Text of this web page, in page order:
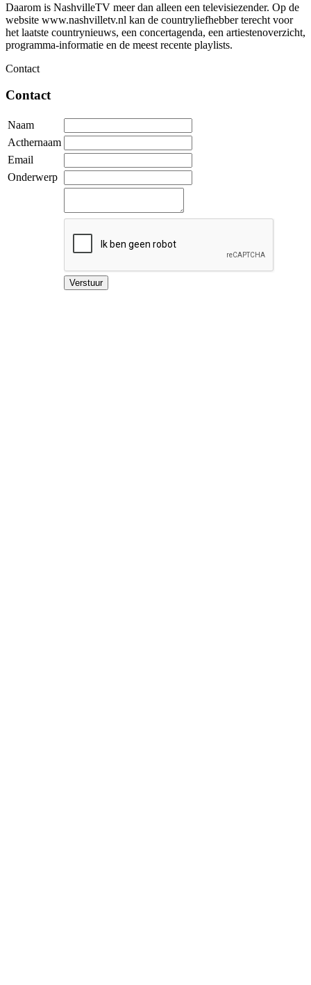
Daarom is NashvilleTV meer dan alleen een televisiezender. Op de
website www.nashvilletv.nl kan de countryliefhebber terecht voor
het laatste countrynieuws, een concertagenda, een artiestenoverzicht,
programma-informatie en de meest recente playlists.
Contact
Contact
Naam
Acthernaam
Email
Onderwerp